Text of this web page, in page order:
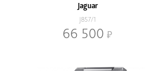
Jaguar
J857/1
66 500